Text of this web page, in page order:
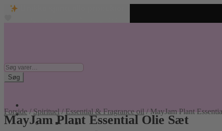
Søg
efter:
Søg
Forside / Spirituel /Essential & Fragrance oil /MayJam Plant
MayJam Plant Essential Olie Sæt